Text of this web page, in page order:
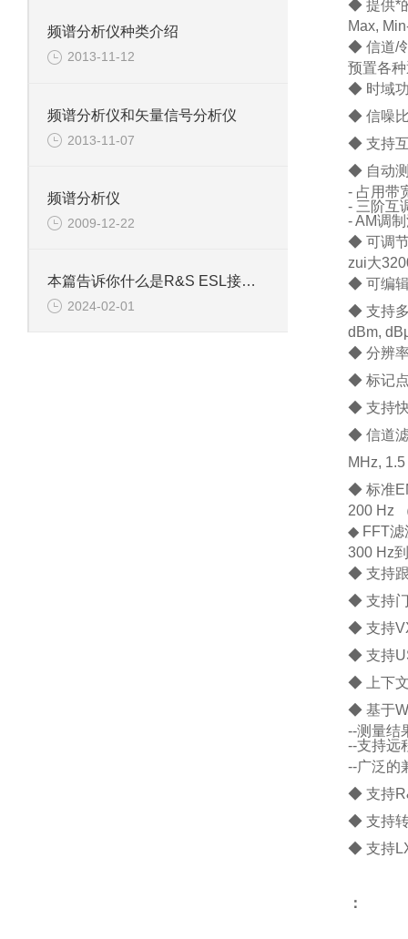
频谱分析仪种类介绍
2013-11-12
频谱分析仪和矢量信号分析仪
2013-11-07
频谱分析仪
2009-12-22
本篇告诉你什么是R&S ESL接收机吧
2024-02-01
◆ 提供*
Max,
◆ 信道/
预置各
◆ 时域
◆ 信噪
◆ 支持
◆ 自动
- 占用带
- 三阶互
- AM调
◆ 可调
zui大
◆ 可编
◆ 支持
dBm,
◆ 分辨
◆ 标记
◆ 支持
◆ 信道
MHz,
◆ 标准
200 Hz
◆ FFT滤
300 Hz
◆ 支持
◆ 支持
◆ 支持
◆ 支持
◆
上下
◆ 基于
--测量结
--支持远
--广泛的
◆ 支持
◆ 支持
◆ 支持
：